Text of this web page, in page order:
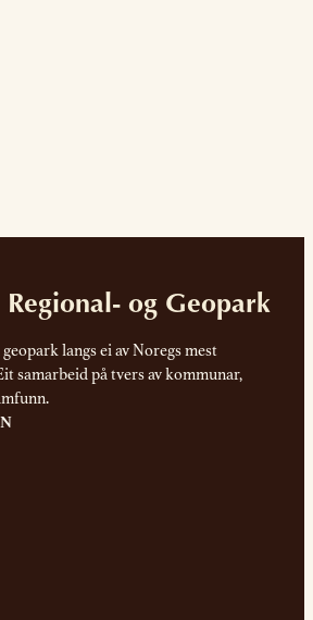
og Geopark
langs ei av Noregs mest
samarbeid på tvers av kommunar,